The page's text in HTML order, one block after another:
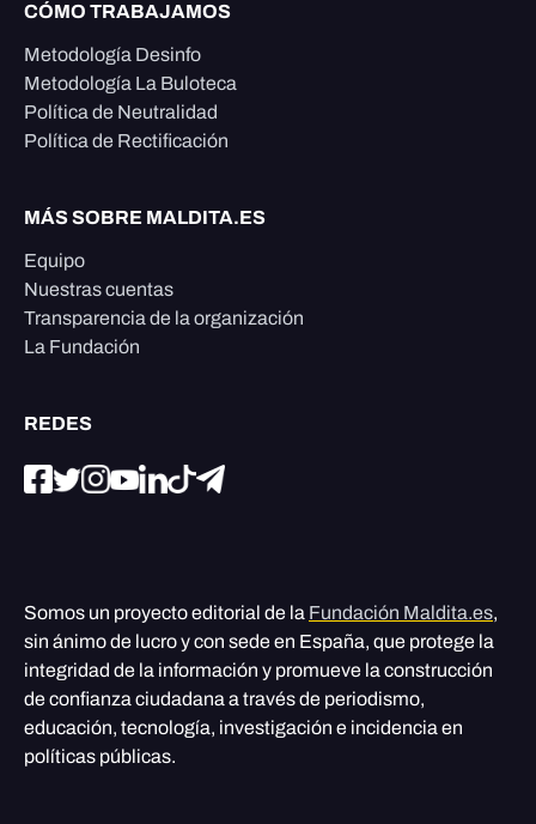
CÓMO TRABAJAMOS
Metodología Desinfo
Metodología La Buloteca
Política de Neutralidad
Política de Rectificación
MÁS SOBRE MALDITA.ES
Equipo
Nuestras cuentas
Transparencia de la organización
La Fundación
REDES
Somos un proyecto editorial de la Fundación Maldita.es,
sin ánimo de lucro y con sede en España, que protege la
integridad de la información y promueve la construcción
de confianza ciudadana a través de periodismo,
educación, tecnología, investigación e incidencia en
políticas públicas.